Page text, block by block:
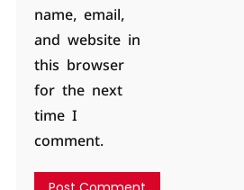
name, email,
and website in
this browser
for the next
time I
comment.